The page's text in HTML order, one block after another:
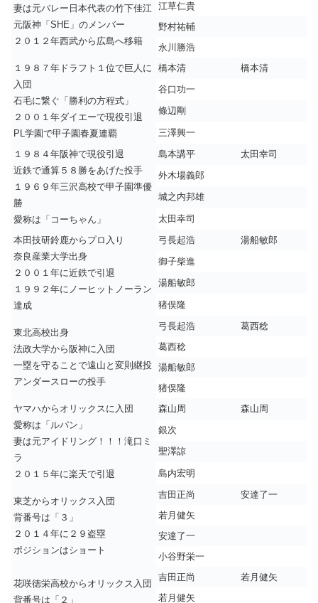
妻は元バレー日本代表の竹下佳江
元阪神「SHE」のメンバー
２０１２年西武から広島へ移籍
江草仁貴
野村祐輔
永川勝浩
１９８７年ドラフト１位で巨人に
入団
石毛に繋ぐ「勝利の方程式」
２００１年ダイエーで現役引退
PL学園で甲子園春夏連覇
橋本清
橋本清
谷口功一
條辺剛
三澤興一
１９８４年阪神で現役引退
近鉄で通算５８勝をあげた投手
１９６９年三沢高校で甲子園準優
勝
愛称は「コーちゃん」
島本講平
太田幸司
外木場義郎
城之内邦雄
太田幸司
本田技研鈴鹿からプロ入り
奈良産業大学出身
２００１年に近鉄で引退
１９９２年にノーヒットノーラン
達成
弓長起浩
湯船敏郎
御子柴進
湯船敏郎
猪俣隆
東北高校出身
法政大学から阪神に入団
一塁を守ることで遠山と変則継投
アンダースローの投手
弓長起浩
葛西稔
葛西稔
湯船敏郎
猪俣隆
ヤマハからオリックスに入団
愛称は「ルパン」
妻は元アイドリング！！！滝口ミ
ラ
２０１５年に楽天で引退
森山周
森山周
銀次
聖澤諒
島内宏明
東芝からオリックス入団
背番号は「３」
２０１４年に２９盗塁
ポジションはショート
吉田正尚
安達了一
若月健矢
安達了一
小谷野栄一
花咲徳栄高校からオリックス入団
背番号は「２」
吉田正尚
若月健矢
若月健矢